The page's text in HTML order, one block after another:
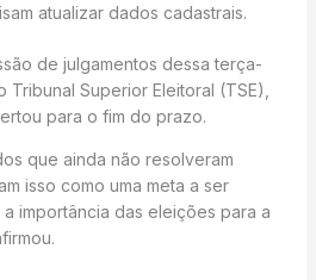
atualizar dados cadastrais.
de julgamentos dessa terça-
Superior Eleitoral (TSE),
para o fim do prazo.
que ainda não resolveram
isso como uma meta a ser
importância das eleições para a